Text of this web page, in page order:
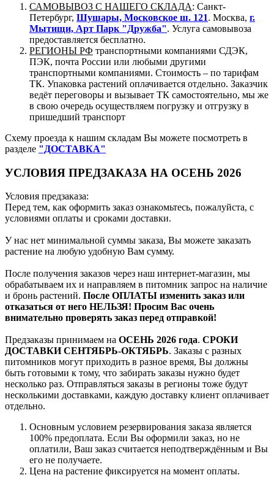
САМОВЫВОЗ С НАШЕГО СКЛАДА: Санкт-
Петербург, Шушары, Московское ш. 121. Москва, г.
Мытищи, Арт Парк "Дружба". Услуга самовывоза
предоставляется бесплатно.
РЕГИОНЫ РФ транспортными компаниями СДЭК,
ПЭК, почта России или любыми другими
транспортными компаниями. Стоимость – по тарифам
ТК. Упаковка растений оплачивается отдельно. Заказчик
ведёт переговоры и вызывает ТК самостоятельно, мы же
в свою очередь осуществляем погрузку и отгрузку в
пришедший транспорт
Схему проезда к нашим складам Вы можете посмотреть в
разделе "ДОСТАВКА"
УСЛОВИЯ ПРЕДЗАКАЗА НА ОСЕНЬ 2026
Условия предзаказа:
Перед тем, как оформить заказ ознакомьтесь, пожалуйста, с
условиями оплаты и сроками доставки.
У нас нет минимальной суммы заказа, Вы можете заказать
растение на любую удобную Вам сумму.
После получения заказов через наш интернет-магазин, мы
обрабатываем их и направляем в питомник запрос на наличие
и бронь растений. После ОПЛАТЫ изменить заказ или
отказаться от него НЕЛЬЗЯ! Просим Вас очень
внимательно проверять заказ перед отправкой!
Предзаказы принимаем на ОСЕНЬ 2026 года. СРОКИ
ДОСТАВКИ СЕНТЯБРЬ-ОКТЯБРЬ. Заказы с разных
питомников могут приходить в разное время, Вы должны
быть готовыми к тому, что забирать заказы нужно будет
несколько раз. Отправляться заказы в регионы тоже будут
несколькими доставками, каждую доставку клиент оплачивает
отдельно.
Основным условием резервирования заказа является
100% предоплата. Если Вы оформили заказ, но не
оплатили, Ваш заказ считается неподтверждённым и Вы
его не получаете.
Цена на растение фиксируется на момент оплаты.